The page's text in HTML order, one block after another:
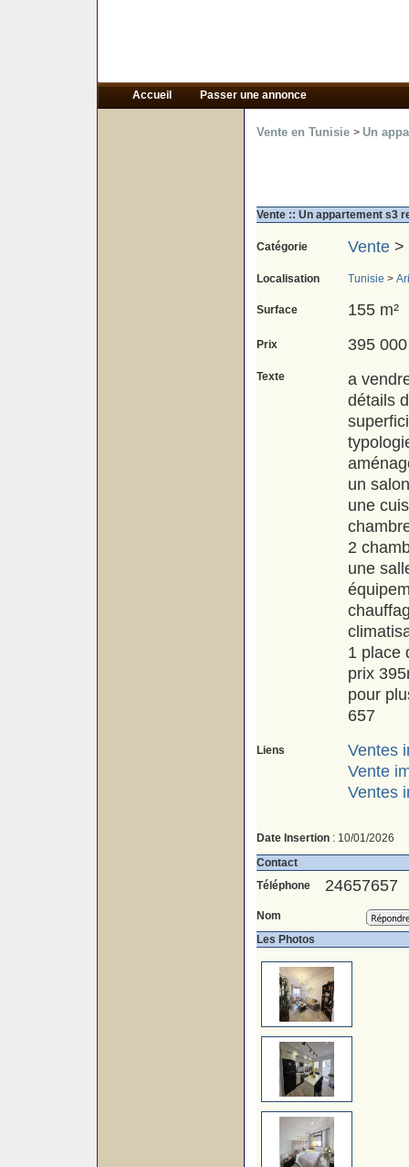
Accueil Passer une annonce
Vente en Tunisie > Un
Vente :: Un appartement s3
Catégorie Vente>
Localisation Tunisie >
Surface 155 m²
Prix 395
Texte
a
détails
un
une
2
une
1 place
prix
pour
657
Liens
Ventes
Vente
Ventes
Date Insertion: 10/01/2026
Contact
Téléphone
24657657
Nom
Les Photos